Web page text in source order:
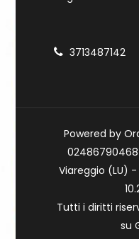
3713487142
Powered by
02486790468
Viareggio (LU)
Tutti i diritti
su